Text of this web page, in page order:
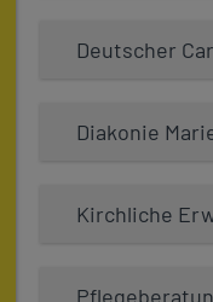
Deutscher
Diakonie
Kirchliche